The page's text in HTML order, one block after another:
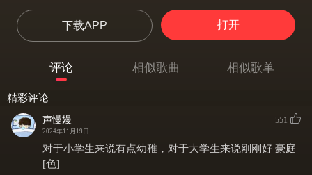
如果你们爱我 就多多的 亲亲我
如果你们爱我 就多多的夸夸我
如果你们爱我 就多多的抱抱我
陪陪我 亲亲我 夸夸我 抱抱我
我却总是搞不懂 爱是什么
下载APP 打开
评论 相似歌曲 相似歌单
精彩评论
声慢嫚
2024年11月19日
551
对于小学生来说有点幼稚，对于大学生来说刚刚好 豪庭
[色]